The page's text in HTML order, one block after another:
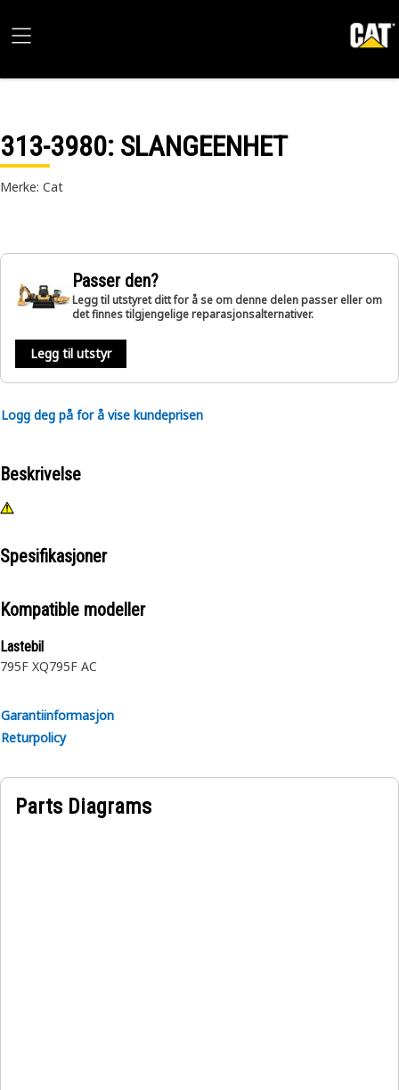
313-3980: SLANGEENHET
Merke: Cat
Passer den?
Legg til utstyret ditt for å se om denne delen passer eller om
det finnes tilgjengelige reparasjonsalternativer.
Legg til utstyr
Logg deg på for å vise kundeprisen
Beskrivelse
Spesifikasjoner
Kompatible modeller
Lastebil
795F XQ795F AC
Garantiinformasjon
Returpolicy
Parts Diagrams